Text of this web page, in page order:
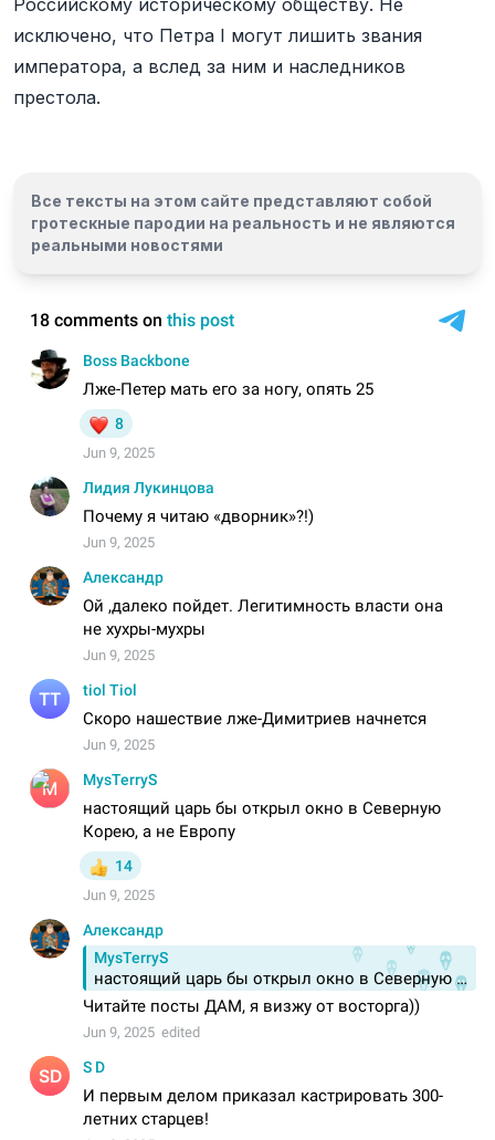
Российскому историческому обществу. Не
исключено, что Петра I могут лишить звания
императора, а вслед за ним и наследников
престола.
Все тексты на этом сайте представляют собой
гротескные пародии на реальность и не являются
реальными новостями